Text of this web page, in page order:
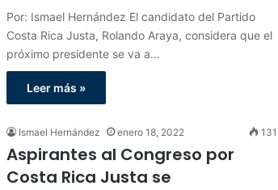
Por: Ismael Hernández El candidato del Partido
Costa Rica Justa, Rolando Araya, considera que el
próximo presidente se va a…
Leer más »
Ismael Hernández enero 18, 2022 131
Aspirantes al Congreso por
Costa Rica Justa se